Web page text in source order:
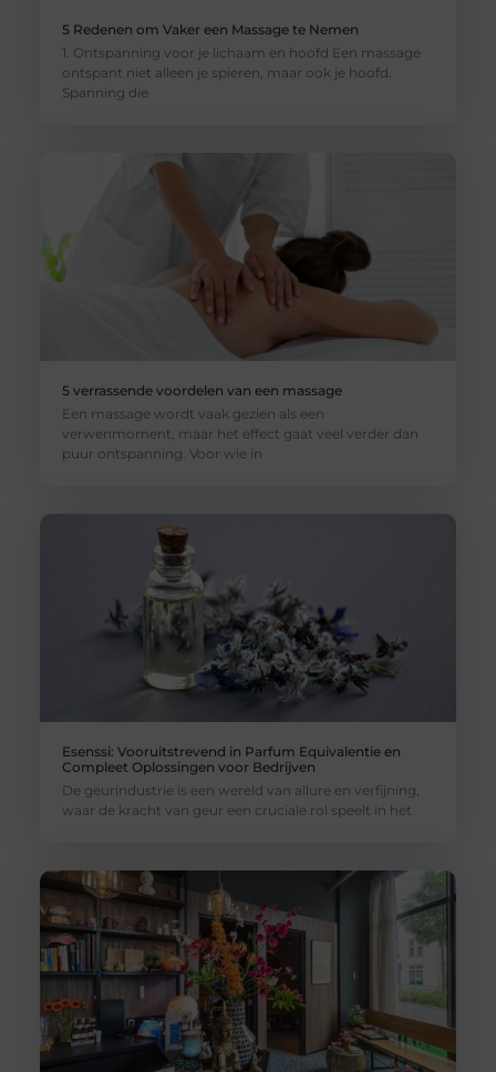
5 Redenen om Vaker een Massage te Nemen
1. Ontspanning voor je lichaam en hoofd Een massage
ontspant niet alleen je spieren, maar ook je hoofd.
Spanning die
5 verrassende voordelen van een massage
Een massage wordt vaak gezien als een
verwenmoment, maar het effect gaat veel verder dan
puur ontspanning. Voor wie in
Esenssi: Vooruitstrevend in Parfum Equivalentie en
Compleet Oplossingen voor Bedrijven
De geurindustrie is een wereld van allure en verfijning,
waar de kracht van geur een cruciale rol speelt in het